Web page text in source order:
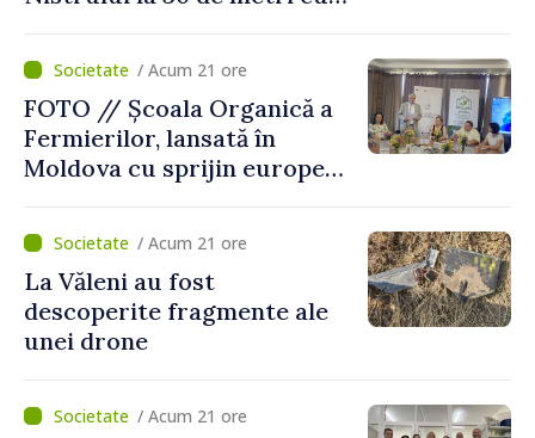
„catastrofă naturală”
/ Acum 21 ore
FOTO // Școala Organică a
Fermierilor, lansată în
Moldova cu sprijin european
agriculturii durabile
/ Acum 21 ore
La Văleni au fost
descoperite fragmente ale
unei drone
/ Acum 21 ore